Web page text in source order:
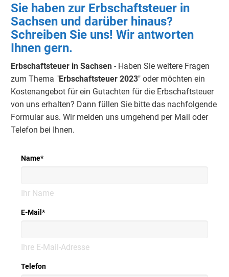
Sie haben zur Erbschaftsteuer in
Sachsen und darüber hinaus?
Schreiben Sie uns! Wir antworten
Ihnen gern.
Erbschaftsteuer in Sachsen - Haben Sie weitere Fragen
zum Thema "Erbschaftsteuer 2023" oder möchten ein
Kostenangebot für ein Gutachten für die Erbschaftsteuer
von uns erhalten? Dann füllen Sie bitte das nachfolgende
Formular aus. Wir melden uns umgehend per Mail oder
Telefon bei Ihnen.
Name*
Ihr Name
E-Mail*
Ihre E-Mail-Adresse
Telefon